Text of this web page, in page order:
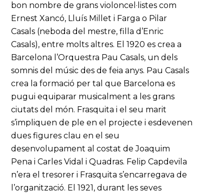
bon nombre de grans violoncel·listes com
Ernest Xancó, Lluís Millet i Farga o Pilar
Casals (neboda del mestre, filla d’Enric
Casals), entre molts altres. El 1920 es crea a
Barcelona l’Orquestra Pau Casals, un dels
somnis del músic des de feia anys. Pau Casals
crea la formació per tal que Barcelona es
pugui equiparar musicalment a les grans
ciutats del món. Frasquita i el seu marit
s’impliquen de ple en el projecte i esdevenen
dues figures clau en el seu
desenvolupament al costat de Joaquim
Pena i Carles Vidal i Quadras. Felip Capdevila
n’era el tresorer i Frasquita s’encarregava de
l’organització. El 1921, durant les seves